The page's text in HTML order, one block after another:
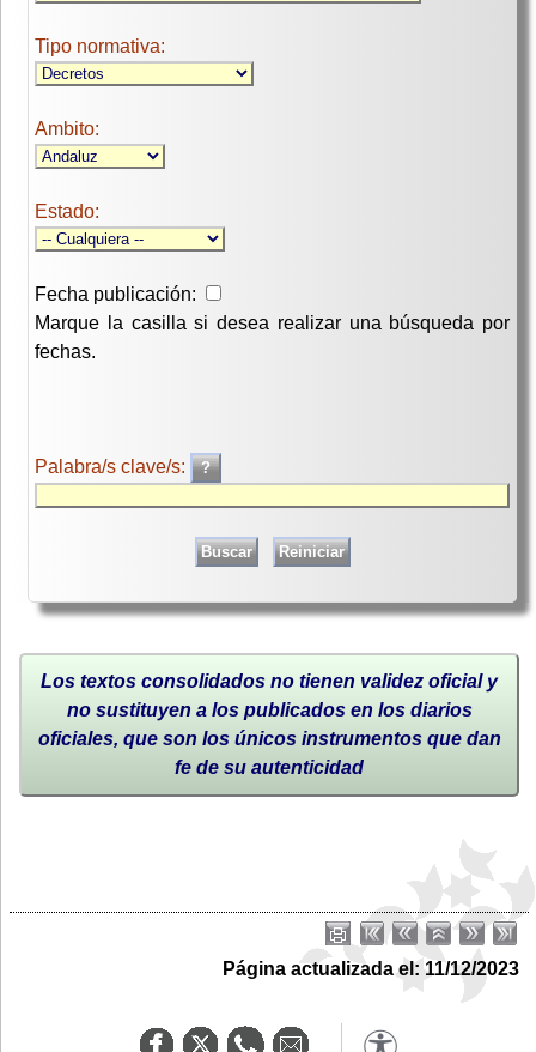
Tipo normativa:
Ambito:
Estado:
Fecha publicación:
Marque la casilla si desea realizar una búsqueda por
fechas.
Palabra/s clave/s:
Los textos consolidados no tienen validez oficial y
no sustituyen a los publicados en los diarios
oficiales, que son los únicos instrumentos que dan
fe de su autenticidad
Página actualizada el: 11/12/2023